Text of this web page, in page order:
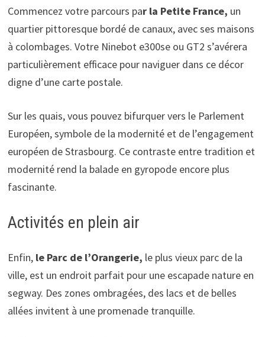
Commencez votre parcours par la Petite France, un
quartier pittoresque bordé de canaux, avec ses maisons
à colombages. Votre Ninebot e300se ou GT2 s’avérera
particulièrement efficace pour naviguer dans ce décor
digne d’une carte postale.
Sur les quais, vous pouvez bifurquer vers le Parlement
Européen, symbole de la modernité et de l’engagement
européen de Strasbourg. Ce contraste entre tradition et
modernité rend la balade en gyropode encore plus
fascinante.
Activités en plein air
Enfin, le Parc de l’Orangerie, le plus vieux parc de la
ville, est un endroit parfait pour une escapade nature en
segway. Des zones ombragées, des lacs et de belles
allées invitent à une promenade tranquille.